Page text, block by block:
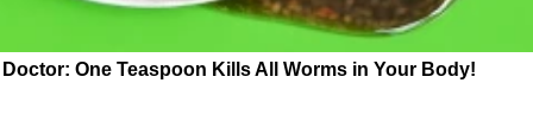
Doctor: One Teaspoon Kills All Worms in Your Body!